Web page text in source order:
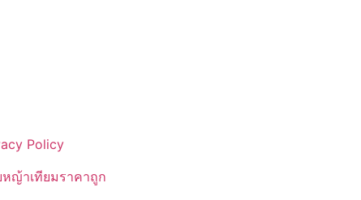
Policy
ญ้าเทียมราคาถูก